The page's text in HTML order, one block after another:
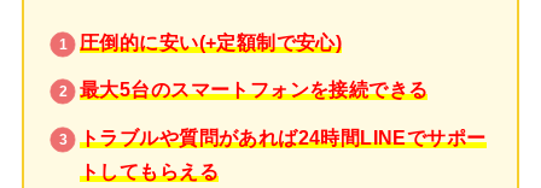
圧倒的に安い(+定額制で安心)
最大5台のスマートフォンを接続できる
トラブルや質問があれば24時間LINEでサポー
トしてもらえる